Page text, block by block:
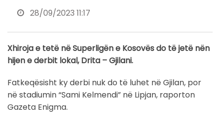
28/09/2023 11:17
Xhiroja e tetë në Superligën e Kosovës do të jetë nën
hijen e derbit lokal, Drita – Gjilani.
Fatkeqësisht ky derbi nuk do të luhet në Gjilan, por
në stadiumin “Sami Kelmendi” në Lipjan, raporton
Gazeta Enigma.